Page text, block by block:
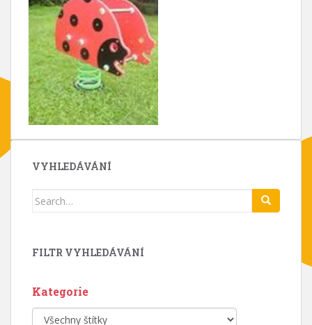
VYHLEDÁVÁNÍ
Search
FILTR VYHLEDÁVÁNÍ
Kategorie